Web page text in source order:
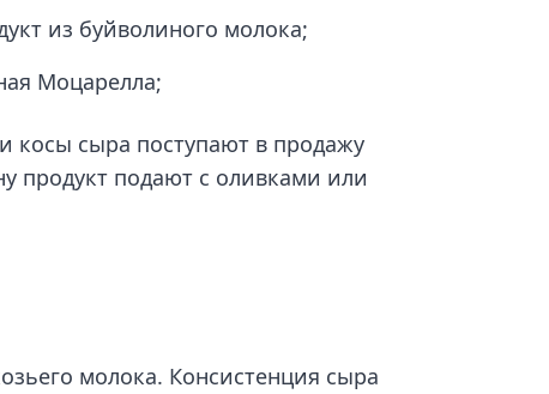
из буйволиного молока;
Моцарелла;
косы сыра поступают в продажу
продукт подают с оливками или
молока. Консистенция сыра